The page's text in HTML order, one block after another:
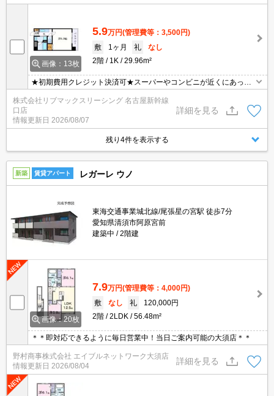
画像：13枚
5.9万円(管理費等：3,500円)
敷
1ヶ月 礼
なし
2階
1K 29.96m²
★初期費用クレジット決済可★スーパーやコンビニが近くにあって
便利な立地です♪ オンライン内見・WEB契約等、ご来店なしでご契
約可能です！
株式会社リブマックスリーシング 名古屋新幹線
口店
情報更新日 2026/08/07
詳細を見る
残り4件を表示する
新築 賃貸アパート レガーレ ウノ
東海交通事業城北線/尾張星の宮駅 徒歩7分
愛知県清須市阿原宮前
建築中
2階建
画像：20枚
7.9万円(管理費等：4,000円)
敷
なし 礼
120,000円
2階
2LDK 56.48m²
＊＊即対応できるように毎日営業中！当日ご案内可能の大須店＊＊
野村商事株式会社 エイブルネットワーク大須店
情報更新日 2026/08/04
詳細を見る